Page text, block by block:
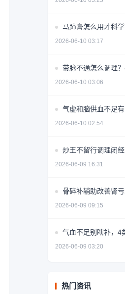
马蹄膏怎么用才科
2026-06-10 03:17
带脉不通怎么调理
2026-06-10 03:06
气虚和脑供血不足
2026-06-10 02:54
炒王不留行调理闭
2026-06-09 16:31
骨碎补辅助改善肾
2026-06-09 09:15
气血不足别瞎补，4
2026-06-09 03:20
热门资讯